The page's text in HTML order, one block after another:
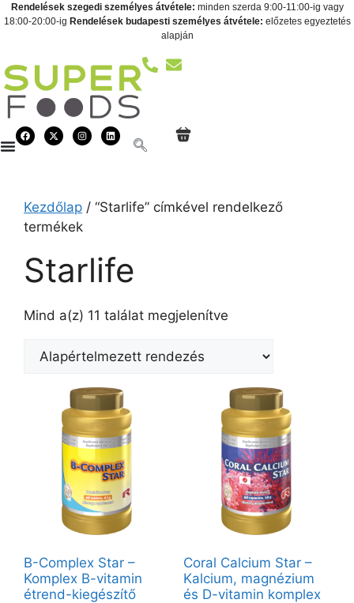
Rendelések szegedi személyes átvétele: minden szerda 9:00-11:00-ig vagy
18:00-20:00-ig Rendelések budapesti személyes átvétele: előzetes egyeztetés
alapján
Kezdőlap / “Starlife” címkével rendelkező
termékek
Starlife
Mind a(z) 11 találat megjelenítve
B-Complex Star –
Komplex B-vitamin
étrend-kiegészítő
Coral Calcium Star –
Kalcium, magnézium
és D-vitamin komplex